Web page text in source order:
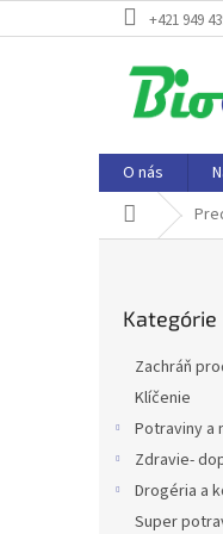
na
+421 949
O nás
Domov
kategórie
Kategórie
Zachráň
Klíčenie
Potraviny a
Zdravie-
Drogéria a
Super